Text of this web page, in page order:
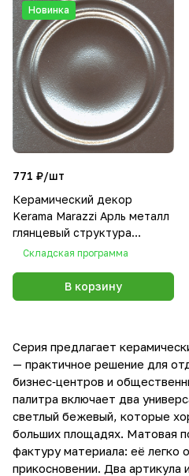
Новинка
771 ₽/шт
Керамический декор
Kerama Marazzi Арль металл
глянцевый структура
обрезной 20x20x0,95
Складская программа
В корзину
Серия предлагает
— практичное решение для
бизнес‑центров и
палитра включает два
светлый бежевый, которые
больших площадях. Матовая
фактуру материала: её легко
прикосновении. Два